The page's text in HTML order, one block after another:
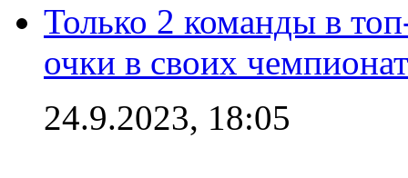
Только 2 команды в
очки в своих
24.9.2023, 18:05